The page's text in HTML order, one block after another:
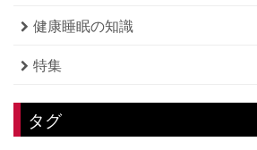
健康睡眠の知識
特集
タグ